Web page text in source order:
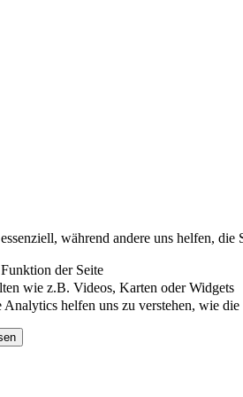
während andere uns helfen, die
der Seite
wie z.B. Videos, Karten oder Widgets
helfen uns zu verstehen, wie